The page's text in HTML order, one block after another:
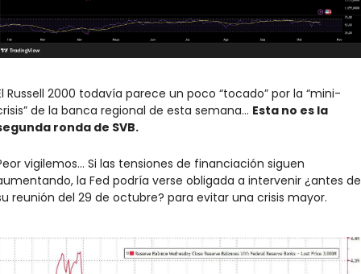
Russell 2000 todavía parece un poco “tocado” por la “mini-
de la banca regional de esta semana… Esta no es la
ronda de SVB.
vigilemos… Si las tensiones de financiación siguen
la Fed podría verse obligada a intervenir ¿antes de
reunión del 29 de octubre? para evitar una crisis mayor.